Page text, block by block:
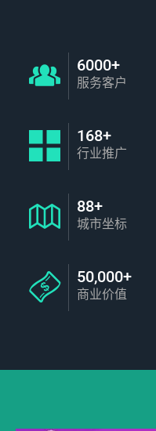
6000+
服务客户
168+
行业推广
88+
城市坐标
50,000+
商业价值